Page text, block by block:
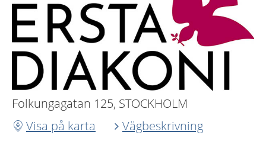
Folkungagatan 125, STOCKHOLM
Visa på karta
Vägbeskrivning